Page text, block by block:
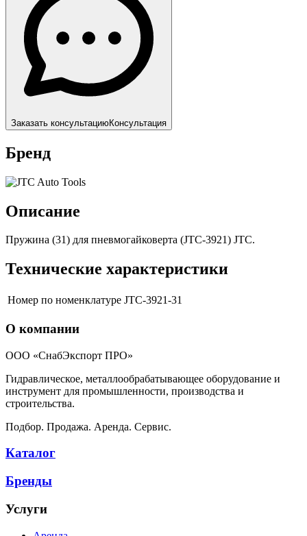
Заказать консультациюКонсультация
Бренд
Описание
Пружина (31) для пневмогайковерта (JTC-3921) JTC.
Технические характеристики
Номер по номенклатуре JTC-3921-31
О компании
ООО «СнабЭкспорт ПРО»
Гидравлическое, металлообрабатывающее оборудование и
инструмент для промышленности, производства и
строительства.
Подбор. Продажа. Аренда. Сервис.
Каталог
Бренды
Услуги